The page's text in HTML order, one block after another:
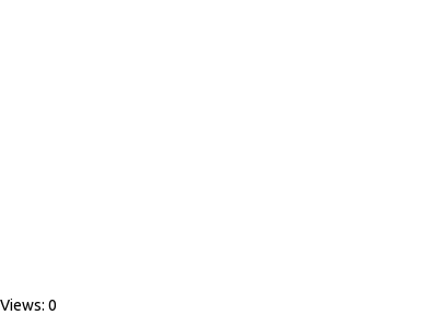
Views: 0